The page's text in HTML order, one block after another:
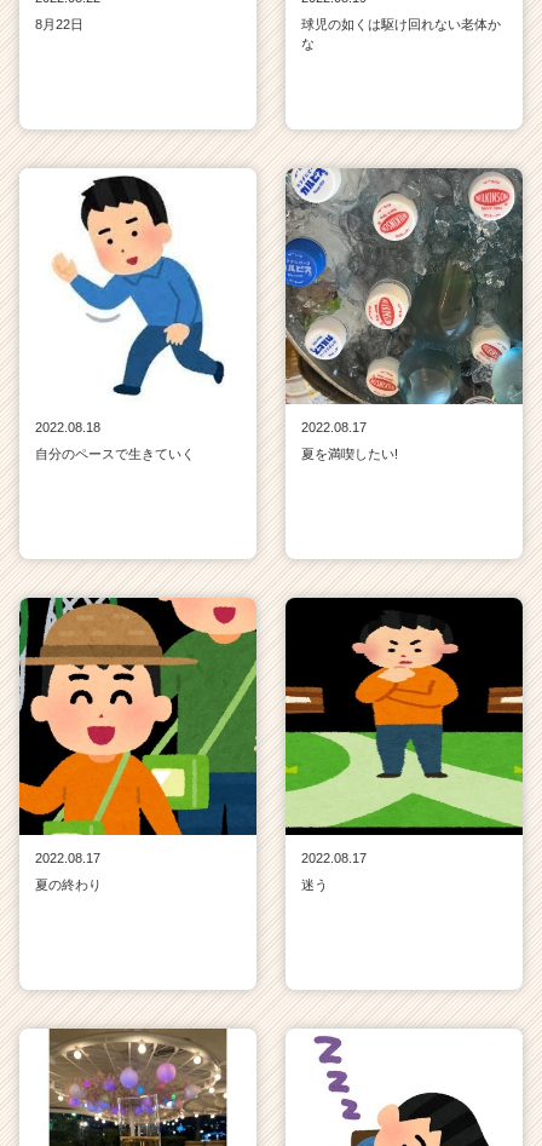
8月22日
球児の如くは駆け回れない老体か
な
2022.08.18
自分のペースで生きていく
2022.08.17
夏を満喫したい!
2022.08.17
夏の終わり
2022.08.17
迷う